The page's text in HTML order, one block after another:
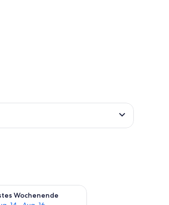
7 - Aug. 9.
Wochenende
für nächstes Wochenende, Aug.